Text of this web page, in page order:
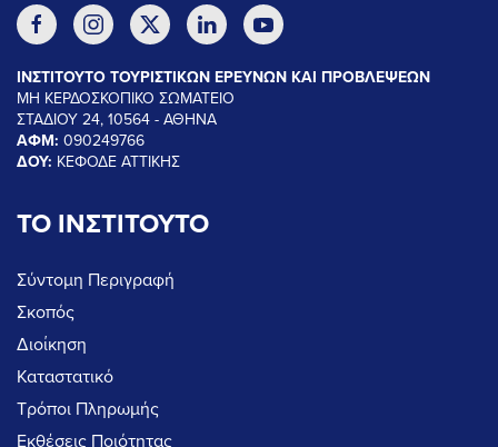
ΙΝΣΤΙΤΟΥΤΟ ΤΟΥΡΙΣΤΙΚΩΝ ΕΡΕΥΝΩΝ ΚΑΙ ΠΡΟΒΛΕΨΕΩΝ
ΜΗ ΚΕΡΔΟΣΚΟΠΙΚΟ ΣΩΜΑΤΕΙΟ
ΣΤΑΔΙΟΥ 24, 10564 - ΑΘΗΝΑ
ΑΦΜ: 090249766
ΔΟΥ: ΚΕΦΟΔΕ ΑΤΤΙΚΗΣ
ΤΟ ΙΝΣΤΙΤΟΥΤΟ
Σύντομη Περιγραφή
Σκοπός
Διοίκηση
Καταστατικό
Τρόποι Πληρωμής
Εκθέσεις Ποιότητας